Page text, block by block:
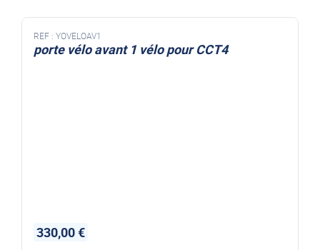
REF : YOVELOAV1
porte vélo avant 1 vélo pour CCT4
330,00 €